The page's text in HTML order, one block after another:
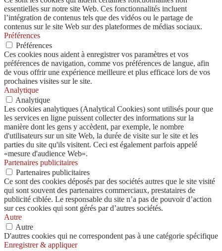
essentielles sur notre site Web. Ces fonctionnalités incluent
l’intégration de contenus tels que des vidéos ou le partage de
contenus sur le site Web sur des plateformes de médias sociaux.
Préférences
Préférences
Ces cookies nous aident à enregistrer vos paramètres et vos
préférences de navigation, comme vos préférences de langue, afin
de vous offrir une expérience meilleure et plus efficace lors de vos
prochaines visites sur le site.
Analytique
Analytique
Les cookies analytiques (Analytical Cookies) sont utilisés pour que
les services en ligne puissent collecter des informations sur la
manière dont les gens y accèdent, par exemple, le nombre
d'utilisateurs sur un site Web, la durée de visite sur le site et les
parties du site qu'ils visitent. Ceci est également parfois appelé
«mesure d'audience Web».
Partenaires publicitaires
Partenaires publicitaires
Ce sont des cookies déposés par des sociétés autres que le site visité
qui sont souvent des partenaires commerciaux, prestataires de
publicité ciblée. Le responsable du site n’a pas de pouvoir d’action
sur ces cookies qui sont gérés par d’autres sociétés.
Autre
Autre
D'autres cookies qui ne correspondent pas à une catégorie spécifique
Enregistrer & appliquer